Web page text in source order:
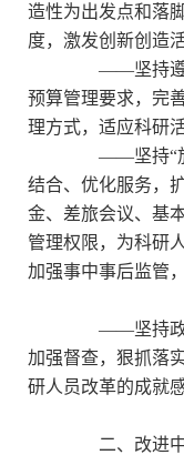
造性为出发点和落
度，激发创新创造活
——坚持遵循
预算管理要求，完
理方式，适应科研
——坚持“放
结合、优化服务，
金、差旅会议、基
管理权限，为科研
加强事中事后监管
——坚持政策
加强督查，狠抓落
研人员改革的成就
二、改进中